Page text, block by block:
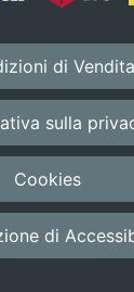
di Vendita
sulla
Cookies
di